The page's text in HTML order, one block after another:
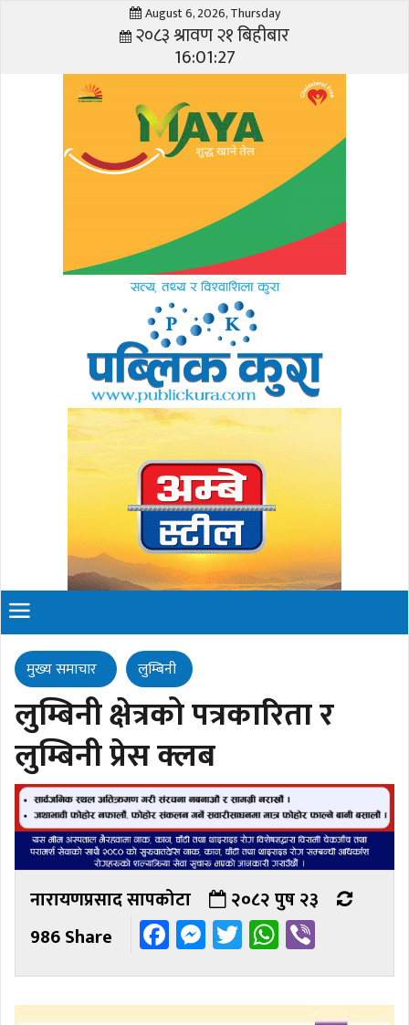
August 6, 2026, Thursday
२०८३ श्रावण २१ बिहीबार
16:01:28
मुख्य समाचार लुम्बिनी
लुम्बिनी क्षेत्रको पत्रकारिता र
लुम्बिनी प्रेस क्लब
नारायणप्रसाद सापकोटा
२०८२ पुष २३
986 Share
Facebook
Messenger
Twitter